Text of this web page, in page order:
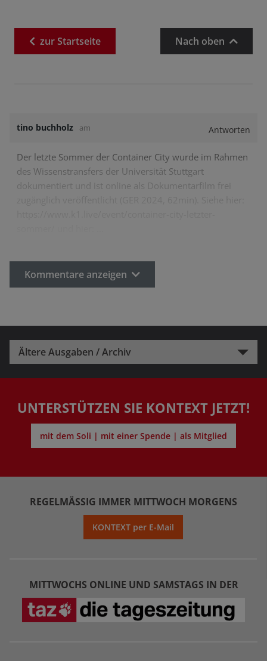
zurStartseite Nach oben
tino buchholz am Antworten
Der letzte Sommer der Container City wurde im Rahmen
des Wissenstransfers der Universität Stuttgart
dokumentiert und ist online als Dokumentarfilm frei
Kommentare anzeigen
Ältere Ausgaben / Archiv
UNTERSTÜTZEN SIE KONTEXT JETZT!
mit dem Soli | mit einer Spende | als Mitglied
REGELMÄSSIG IMMER MITTWOCH MORGENS
KONTEXT per E-Mail
MITTWOCHS ONLINE UND SAMSTAGS IN DER